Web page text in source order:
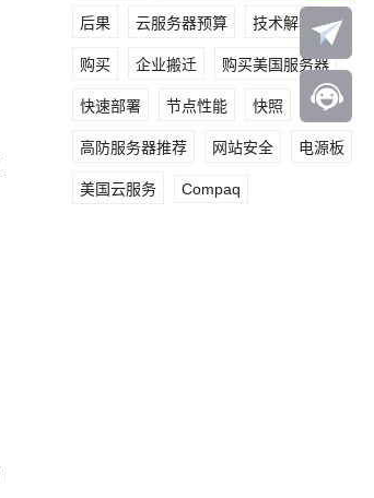
后果 云服务器预算 技术解析
购买 企业搬迁 购买美国服务器
快速部署 节点性能 快照
高防服务器推荐 网站安全 电源板
美国云服务 Compaq